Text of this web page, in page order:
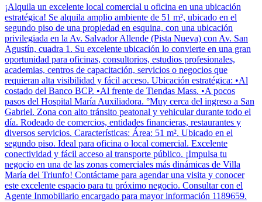
¡Alquila un excelente local comercial u oficina en una ubicación
estratégica! Se alquila amplio ambiente de 51 m², ubicado en el
segundo piso de una propiedad en esquina, con una ubicación
privilegiada en la Av. Salvador Allende (Pista Nueva) con Av. San
Agustín, cuadra 1. Su excelente ubicación lo convierte en una gran
oportunidad para oficinas, consultorios, estudios profesionales,
academias, centros de capacitación, servicios o negocios que
requieran alta visibilidad y fácil acceso. Ubicación estratégica: •Al
costado del Banco BCP. •Al frente de Tiendas Mass. •A pocos
pasos del Hospital María Auxiliadora. °Muy cerca del ingreso a San
Gabriel. Zona con alto tránsito peatonal y vehicular durante todo el
día. Rodeado de comercios, entidades financieras, restaurantes y
diversos servicios. Características: Área: 51 m². Ubicado en el
segundo piso. Ideal para oficina o local comercial. Excelente
conectividad y fácil acceso al transporte público. ¡Impulsa tu
negocio en una de las zonas comerciales más dinámicas de Villa
María del Triunfo! Contáctame para agendar una visita y conocer
este excelente espacio para tu próximo negocio. Consultar con el
Agente Inmobiliario encargado para mayor información 1189659.